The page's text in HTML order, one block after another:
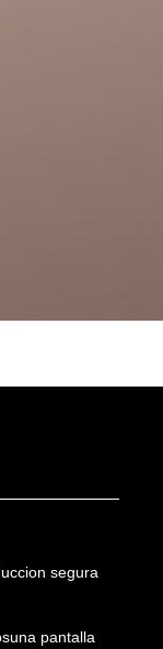
segura
pantalla